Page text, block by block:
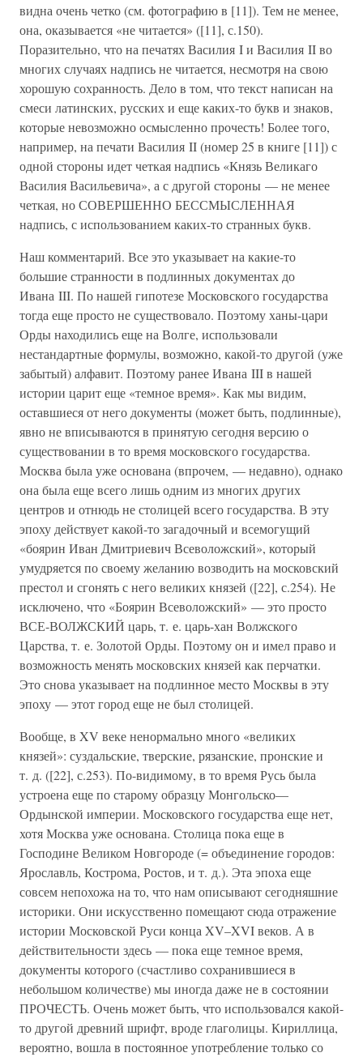
видна очень четко (см. фотографию в [11]). Тем не менее,
она, оказывается «не читается» ([11], с.150).
Поразительно, что на печатях Василия I и Василия II во
многих случаях надпись не читается, несмотря на свою
хорошую сохранность. Дело в том, что текст написан на
смеси латинских, русских и еще каких-то букв и знаков,
которые невозможно осмысленно прочесть! Более того,
например, на печати Василия II (номер 25 в книге [11]) с
одной стороны идет четкая надпись «Князь Великаго
Василия Васильевича», а с другой стороны — не менее
четкая, но СОВЕРШЕННО БЕССМЫСЛЕННАЯ
надпись, с использованием каких-то странных букв.
Наш комментарий. Все это указывает на какие-то
большие странности в подлинных документах до
Ивана III. По нашей гипотезе Московского государства
тогда еще просто не существовало. Поэтому ханы-цари
Орды находились еще на Волге, использовали
нестандартные формулы, возможно, какой-то другой (уже
забытый) алфавит. Поэтому ранее Ивана III в нашей
истории царит еще «темное время». Как мы видим,
оставшиеся от него документы (может быть, подлинные),
явно не вписываются в принятую сегодня версию о
существовании в то время московского государства.
Москва была уже основана (впрочем, — недавно), однако
она была еще всего лишь одним из многих других
центров и отнюдь не столицей всего государства. В эту
эпоху действует какой-то загадочный и всемогущий
«боярин Иван Дмитриевич Всеволожский», который
умудряется по своему желанию возводить на московский
престол и сгонять с него великих князей ([22], с.254). Не
исключено, что «Боярин Всеволожский» — это просто
ВСЕ-ВОЛЖСКИЙ царь, т. е. царь-хан Волжского
Царства, т. е. Золотой Орды. Поэтому он и имел право и
возможность менять московских князей как перчатки.
Это снова указывает на подлинное место Москвы в эту
эпоху — этот город еще не был столицей.
Вообще, в XV веке ненормально много «великих
князей»: суздальские, тверские, рязанские, пронские и
т. д. ([22], с.253). По-видимому, в то время Русь была
устроена еще по старому образцу Монгольско—
Ордынской империи. Московского государства еще нет,
хотя Москва уже основана. Столица пока еще в
Господине Великом Новгороде (= объединение городов:
Ярославль, Кострома, Ростов, и т. д.). Эта эпоха еще
совсем непохожа на то, что нам описывают сегодняшние
историки. Они искусственно помещают сюда отражение
истории Московской Руси конца XV–XVI веков. А в
действительности здесь — пока еще темное время,
документы которого (счастливо сохранившиеся в
небольшом количестве) мы иногда даже не в состоянии
ПРОЧЕСТЬ. Очень может быть, что использовался какой-
то другой древний шрифт, вроде глаголицы. Кириллица,
вероятно, вошла в постоянное употребление только со